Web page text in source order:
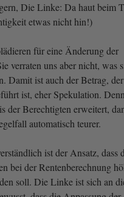
Die Linke: Da haut beim
etwas nicht hin!)
für eine Änderung der
verraten uns aber nicht, was
Damit ist auch der Betrag,
ist, eher Spekulation.
der Berechtigten erweitert,
automatisch teurer.
ist der Ansatz, dass
bei der Rentenberechnung
soll. Die Linke ist sich an